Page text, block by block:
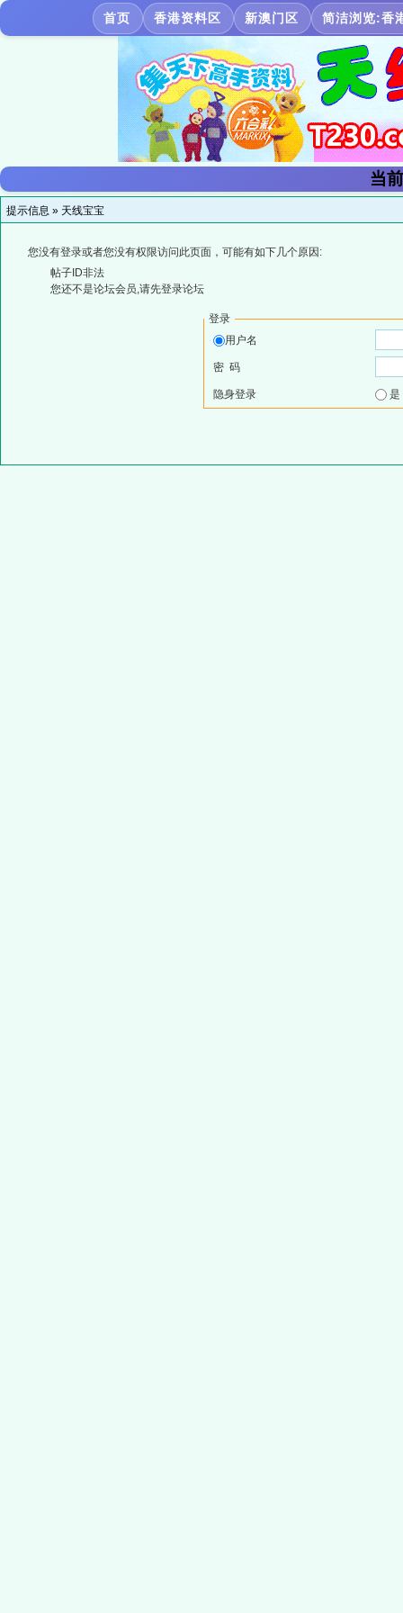
首页 香港资料区 新澳门区 简洁浏览:香
当
提示信息 » 天线宝宝
您没有登录或者您没有权限访问此页面，可能有如下几个原因:
帖子ID非法
您还不是论坛会员,请先登录论坛
登录
用户名
密 码
隐身登录